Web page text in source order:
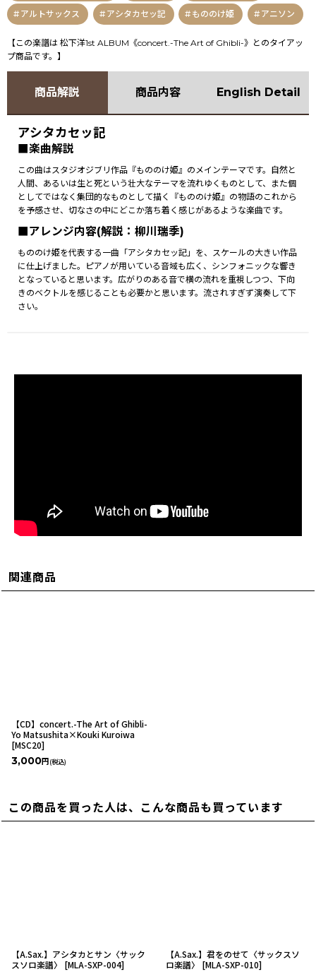
アルトサックス アシタカセッ記 もののけ姫 アニソン
【この楽譜は 松下洋1st ALBUM《concert.-The Art of Ghibli-》とのタイアッ
プ商品です。】
商品解説 商品内容 English Detail
アシタカセッ記
■楽曲解説
この曲はスタジオジブリ作品『もののけ姫』のメインテーマです。自然と
人間、あるいは生と死という壮大なテーマを流れゆくものとして、また個
としてではなく集団的なものとして描く『もののけ姫』の物語のこれから
を予感させ、切なさの中にどこか落ち着く感じがあるような楽曲です。
■アレンジ内容(解説：柳川瑞季)
もののけ姫を代表する一曲「アシタカセッ記」を、スケールの大きい作品
に仕上げました。ピアノが用いている音域も広く、シンフォニックな響き
となっていると思います。広がりのある音で横の流れを重視しつつ、下向
きのベクトルを感じることも必要かと思います。流されすぎず演奏して下
さい。
関連商品
【CD】concert.-The Art of Ghibli-
Yo Matsushita×Kouki Kuroiwa
[MSC20]
3,000円 (税込)
この商品を買った人は、こんな商品も買っています
【A.Sax.】アシタカとサン〈サック
スソロ楽譜〉
[MLA-SXP-004]
【A.Sax.】君をのせて〈サックスソ
ロ楽譜〉
[MLA-SXP-010]